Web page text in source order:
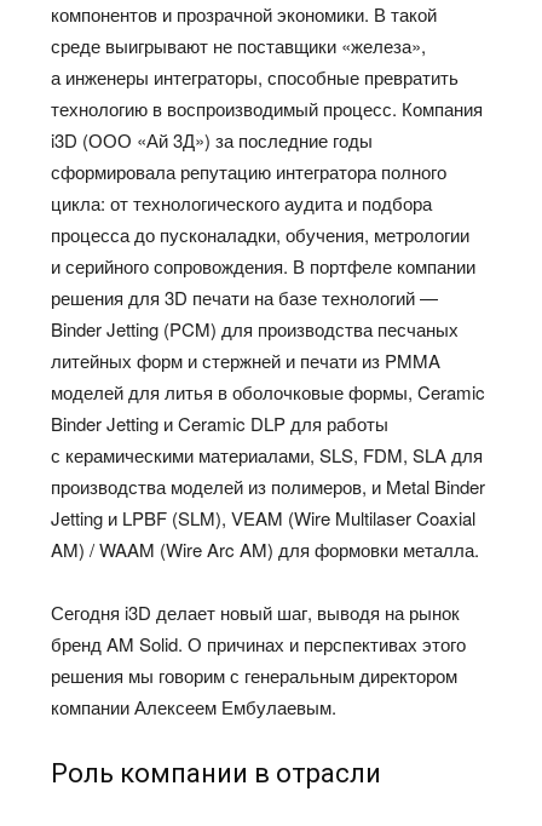
компонентов и прозрачной экономики. В такой
среде выигрывают не поставщики «железа»,
а инженеры интеграторы, способные превратить
технологию в воспроизводимый процесс. Компания
i3D (ООО «Ай 3Д») за последние годы
сформировала репутацию интегратора полного
цикла: от технологического аудита и подбора
процесса до пусконаладки, обучения, метрологии
и серийного сопровождения. В портфеле компании
решения для 3D печати на базе технологий —
Binder Jetting (PCM) для производства песчаных
литейных форм и стержней и печати из PMMA
моделей для литья в оболочковые формы, Ceramic
Binder Jetting и Ceramic DLP для работы
с керамическими материалами, SLS, FDM, SLA для
производства моделей из полимеров, и Metal Binder
Jetting и LPBF (SLM), VEAM (Wire Multilaser Coaxial
AM) / WAAM (Wire Arc AM) для формовки металла.
Сегодня i3D делает новый шаг, выводя на рынок
бренд AM Solid. О причинах и перспективах этого
решения мы говорим с генеральным директором
компании Алексеем Ембулаевым.
Роль компании в отрасли